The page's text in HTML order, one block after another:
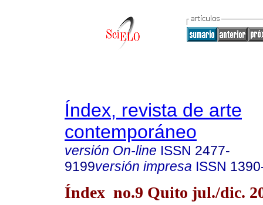
Índex, revista de arte
contemporáneo
versión On-line ISSN 2477-
9199versión impresa ISSN
Índex no.9 Quito jul./dic.